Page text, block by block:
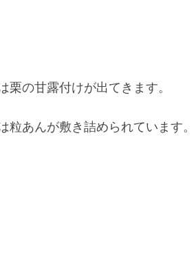
栗の甘露付けが出てきます。
粒あんが敷き詰められています。